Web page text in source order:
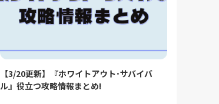
【3/20更新】『ホワイトアウト･サバイバ
ル』役立つ攻略情報まとめ!